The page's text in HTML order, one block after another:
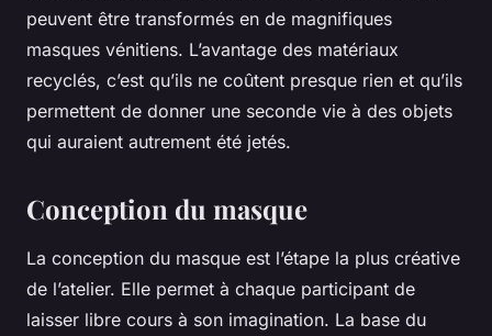
peuvent être transformés en de magnifiques
masques vénitiens. L’avantage des matériaux
recyclés, c’est qu’ils ne coûtent presque rien et qu’ils
permettent de donner une seconde vie à des objets
qui auraient autrement été jetés.
Conception du masque
La conception du masque est l’étape la plus créative
de l’atelier. Elle permet à chaque participant de
laisser libre cours à son imagination. La base du